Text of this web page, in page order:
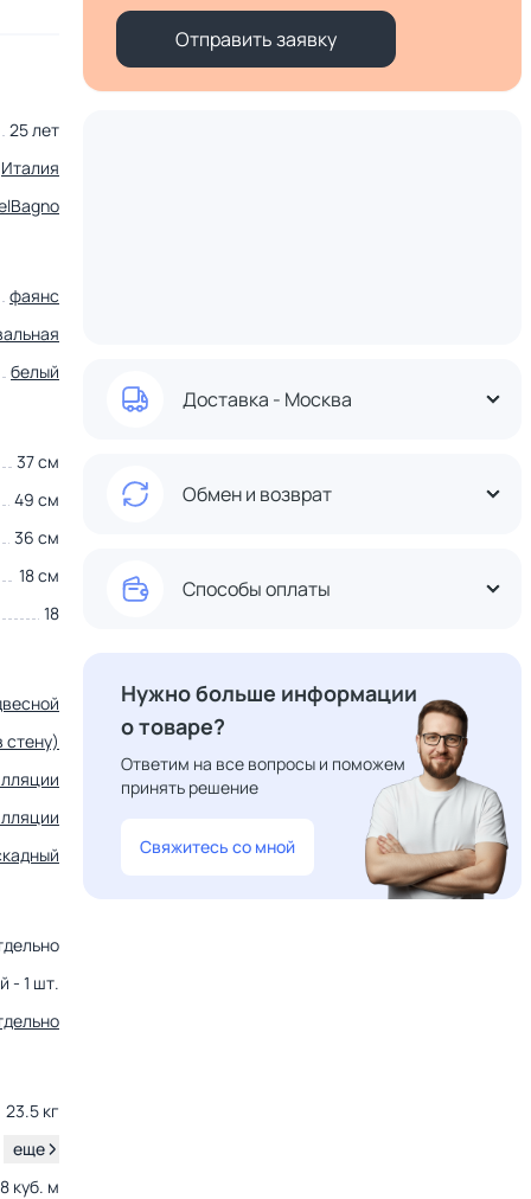
25 лет
Италия
фаянс
белый
37 см
49 см
36 см
18 см
18
стену)
- 1 шт.
23.5 кг
еще
куб. м
Отправить заявку
Доставка - Москва
Обмен и возврат
Способы оплаты
Нужно больше информации
о товаре?
Ответим на все вопросы и поможем
принять решение
Свяжитесь со мной